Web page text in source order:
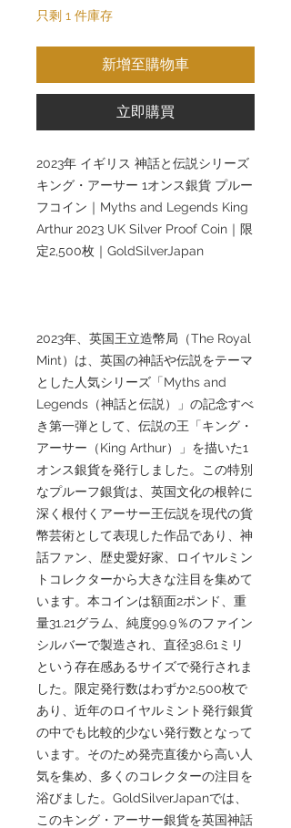
只剩 1 件庫存
新增至購物車
立即購買
2023年 イギリス 神話と伝説シリーズ
キング・アーサー 1オンス銀貨 プルー
フコイン｜Myths and Legends King
Arthur 2023 UK Silver Proof Coin｜限
定2,500枚｜GoldSilverJapan
2023年、英国王立造幣局（The Royal
Mint）は、英国の神話や伝説をテーマ
とした人気シリーズ「Myths and
Legends（神話と伝説）」の記念すべ
き第一弾として、伝説の王「キング・
アーサー（King Arthur）」を描いた1
オンス銀貨を発行しました。この特別
なプルーフ銀貨は、英国文化の根幹に
深く根付くアーサー王伝説を現代の貨
幣芸術として表現した作品であり、神
話ファン、歴史愛好家、ロイヤルミン
トコレクターから大きな注目を集めて
います。本コインは額面2ポンド、重
量31.21グラム、純度99.9％のファイン
シルバーで製造され、直径38.61ミリ
という存在感あるサイズで発行されま
した。限定発行数はわずか2,500枚で
あり、近年のロイヤルミント発行銀貨
の中でも比較的少ない発行数となって
います。そのため発売直後から高い人
気を集め、多くのコレクターの注目を
浴びました。GoldSilverJapanでは、
このキング・アーサー銀貨を英国神話